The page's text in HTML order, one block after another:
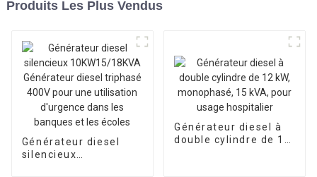
Produits Les Plus Vendus
Générateur diesel
silencieux
Générateur diesel à
double cylindre de 12